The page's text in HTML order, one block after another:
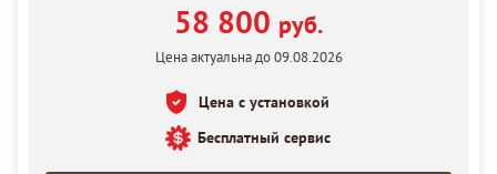
58 800 руб.
Цена актуальна до 09.08.2026
Цена с установкой
Бесплатный сервис